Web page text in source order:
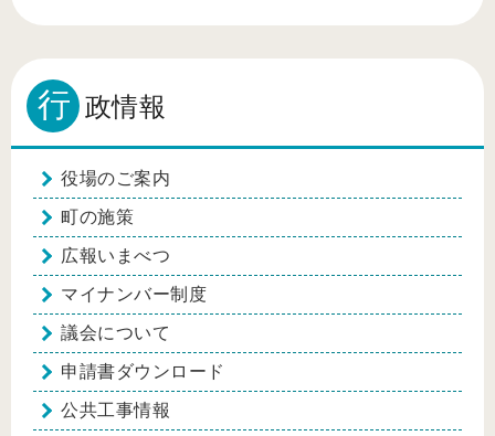
行 政情報
役場のご案内
町の施策
広報いまべつ
マイナンバー制度
議会について
申請書ダウンロード
公共工事情報